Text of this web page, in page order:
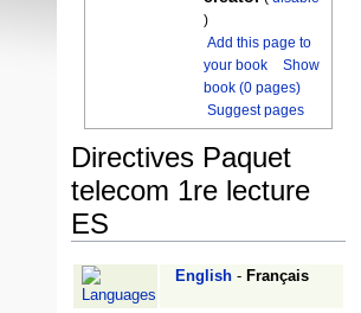
)
Add this page to
your book
Show
book (0 pages)
Suggest pages
Directives Paquet
telecom 1re lecture
ES
Jump
Jump
English- Français